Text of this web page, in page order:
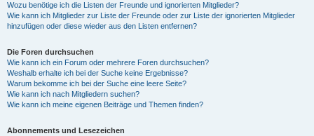
Wozu benötige ich die Listen der Freunde und ignorierten Mitglieder?
Wie kann ich Mitglieder zur Liste der Freunde oder zur Liste der ignorierten Mitglieder
hinzufügen oder diese wieder aus den Listen entfernen?
Die Foren durchsuchen
Wie kann ich ein Forum oder mehrere Foren durchsuchen?
Weshalb erhalte ich bei der Suche keine Ergebnisse?
Warum bekomme ich bei der Suche eine leere Seite?
Wie kann ich nach Mitgliedern suchen?
Wie kann ich meine eigenen Beiträge und Themen finden?
Abonnements und Lesezeichen